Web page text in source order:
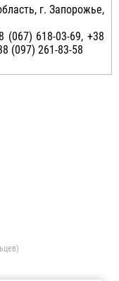
г. Запорожье,
(067) 618-03-69, +38
(097) 261-83-58